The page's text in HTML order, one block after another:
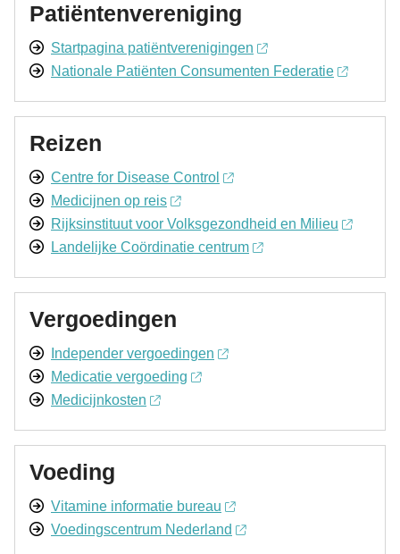
Patiëntenvereniging
Startpagina patiëntverenigingen
Nationale Patiënten Consumenten Federatie
Reizen
Centre for Disease Control
Medicijnen op reis
Rijksinstituut voor Volksgezondheid en Milieu
Landelijke Coördinatie centrum
Vergoedingen
Independer vergoedingen
Medicatie vergoeding
Medicijnkosten
Voeding
Vitamine informatie bureau
Voedingscentrum Nederland